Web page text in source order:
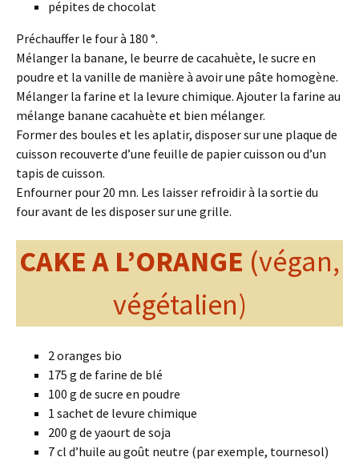
pépites de chocolat
Préchauffer le four à 180 °.
Mélanger la banane, le beurre de cacahuète, le sucre en
poudre et la vanille de manière à avoir une pâte homogène.
Mélanger la farine et la levure chimique. Ajouter la farine au
mélange banane cacahuète et bien mélanger.
Former des boules et les aplatir, disposer sur une plaque de
cuisson recouverte d’une feuille de papier cuisson ou d’un
tapis de cuisson.
Enfourner pour 20 mn. Les laisser refroidir à la sortie du
four avant de les disposer sur une grille.
CAKE A L’ORANGE (végan,
végétalien)
2 oranges bio
175 g de farine de blé
100 g de sucre en poudre
1 sachet de levure chimique
200 g de yaourt de soja
7 cl d’huile au goût neutre (par exemple, tournesol)